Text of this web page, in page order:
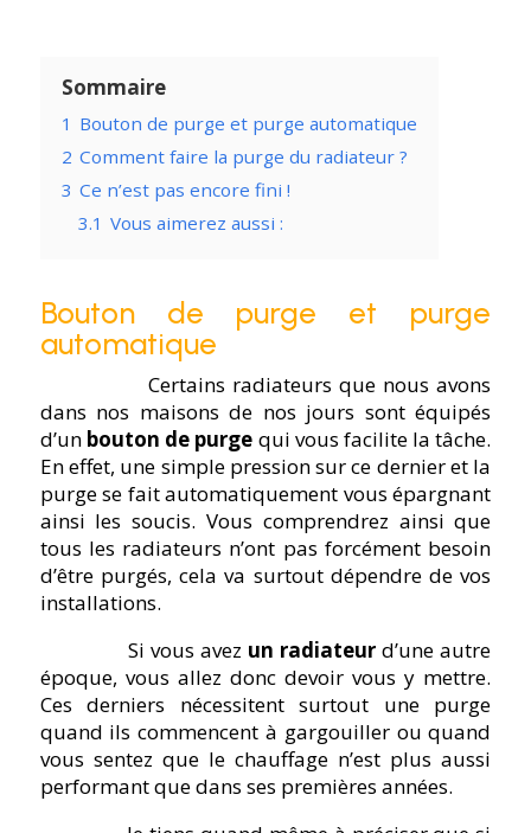
Sommaire
1 Bouton de purge et purge automatique
2 Comment faire la purge du radiateur ?
3 Ce n’est pas encore fini !
3.1 Vous aimerez aussi :
Bouton de purge et purge
automatique
Certains radiateurs que nous avons
dans nos maisons de nos jours sont équipés
d’un bouton de purge qui vous facilite la tâche.
En effet, une simple pression sur ce dernier et la
purge se fait automatiquement vous épargnant
ainsi les soucis. Vous comprendrez ainsi que
tous les radiateurs n’ont pas forcément besoin
d’être purgés, cela va surtout dépendre de vos
installations.
Si vous avez un radiateur d’une autre
époque, vous allez donc devoir vous y mettre.
Ces derniers nécessitent surtout une purge
quand ils commencent à gargouiller ou quand
vous sentez que le chauffage n’est plus aussi
performant que dans ses premières années.